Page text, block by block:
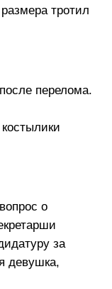
тротил
перелома.
о
за
девушка,